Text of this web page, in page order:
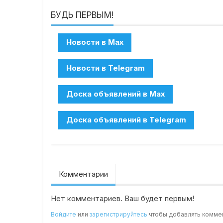
БУДЬ ПЕРВЫМ!
Комментарии
Нет комментариев. Ваш будет первым!
Войдите илизарегистрируйтесь чтобы добавлять